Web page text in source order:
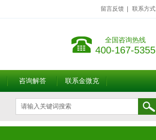
留言反馈 联系方式
全国咨询热线
400-167-5355
咨询解答 联系金微克